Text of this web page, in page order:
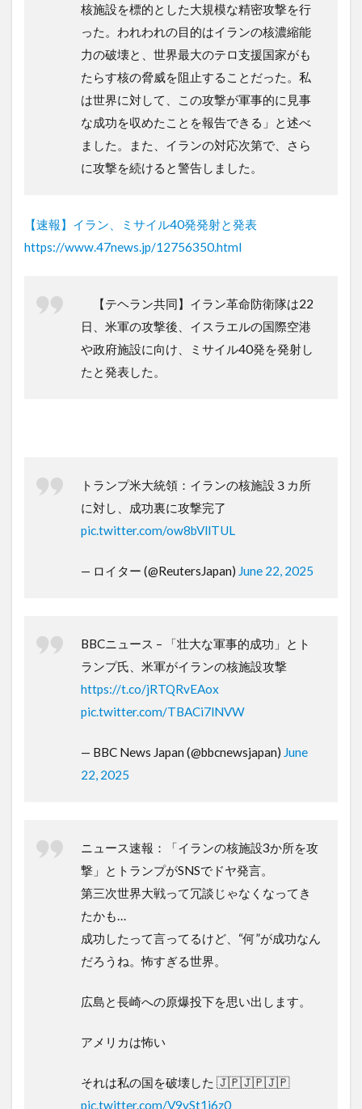
核施設を標的とした大規模な精密攻撃を行
った。われわれの目的はイランの核濃縮能
力の破壊と、世界最大のテロ支援国家がも
たらす核の脅威を阻止することだった。私
は世界に対して、この攻撃が軍事的に見事
な成功を収めたことを報告できる」と述べ
ました。また、イランの対応次第で、さら
に攻撃を続けると警告しました。
【速報】イラン、ミサイル40発発射と発表
https://www.47news.jp/12756350.html
【テヘラン共同】イラン革命防衛隊は22
日、米軍の攻撃後、イスラエルの国際空港
や政府施設に向け、ミサイル40発を発射し
たと発表した。
トランプ米大統領：イランの核施設３カ所
に対し、成功裏に攻撃完了
pic.twitter.com/ow8bVllTUL
— ロイター (@ReutersJapan) June 22, 2025
BBCニュース – 「壮大な軍事的成功」とト
ランプ氏、米軍がイランの核施設攻撃
https://t.co/jRTQRvEAox
pic.twitter.com/TBACi7lNVW
— BBC News Japan (@bbcnewsjapan) June
22, 2025
ニュース速報：「イランの核施設3か所を攻
撃」とトランプがSNSでドヤ発言。
第三次世界大戦って冗談じゃなくなってき
たかも…
成功したって言ってるけど、“何”が成功なん
だろうね。怖すぎる世界。
広島と長崎への原爆投下を思い出します。
アメリカは怖い
それは私の国を破壊した 🇯🇵🇯🇵🇯🇵
pic.twitter.com/V9vSt1j6z0